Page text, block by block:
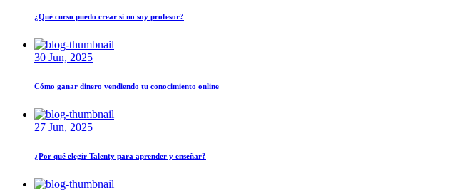
¿Qué curso puedo crear si no soy profesor?
30 Jun, 2025
Cómo ganar dinero vendiendo tu conocimiento online
27 Jun, 2025
¿Por qué elegir Talenty para aprender y enseñar?